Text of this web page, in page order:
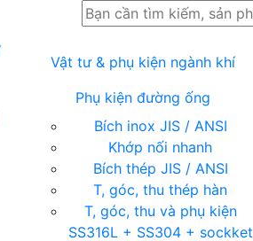
Vật tư & phụ kiện ngành khí
Phụ kiện đường ống
Bích inox JIS / ANSI
Khớp nối nhanh
Bích thép JIS / ANSI
T, góc, thu thép hàn
T, góc, thu và phụ kiện
SS316L + SS304 + sockket